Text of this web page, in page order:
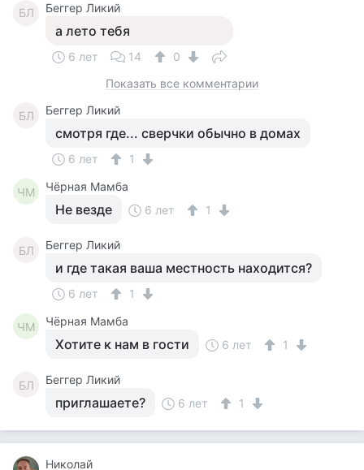
БЛ Беггер Ликий
а лето тебя
6 лет 14
0
Показать все комментарии
БЛ Беггер Ликий
смотря где... сверчки обычно в домах
6 лет 1
ЧМ Чёрная Мамба
Не везде 6 лет 1
БЛ Беггер Ликий
и где такая ваша местность находится?
6 лет 1
ЧМ Чёрная Мамба
Хотите к нам в гости 6 лет 1
БЛ Беггер Ликий
приглашаете? 6 лет 1
Николай